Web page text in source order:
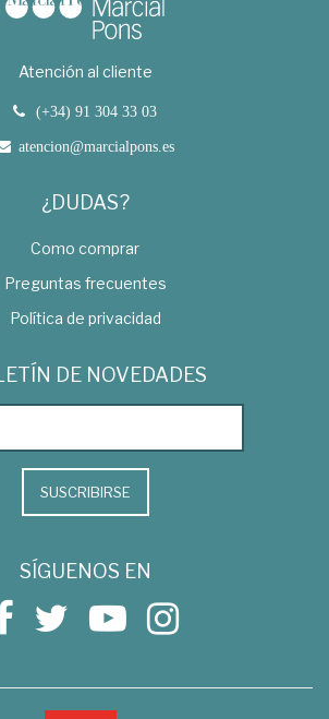
Atención al cliente
(+34) 91 304 33 03
atencion@marcialpons.es
¿DUDAS?
Como comprar
Preguntas frecuentes
Política de privacidad
DE NOVEDADES
SUSCRIBIRSE
SÍGUENOS EN